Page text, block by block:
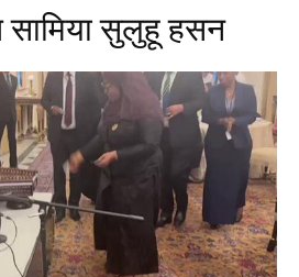
सामिया सुलुहू हसन